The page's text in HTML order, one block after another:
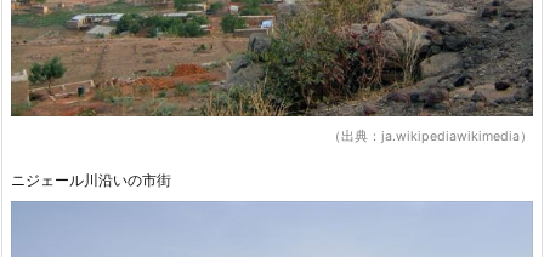
（出典：ja.wikipediawikimedia）
ニジェール川沿いの市街